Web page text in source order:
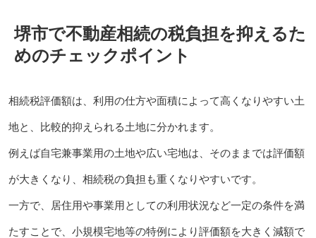
堺市で不動産相続の税負担を抑えるた
めのチェックポイント
相続税評価額は、利用の仕方や面積によって高くなりやすい土
地と、比較的抑えられる土地に分かれます。
例えば自宅兼事業用の土地や広い宅地は、そのままでは評価額
が大きくなり、相続税の負担も重くなりやすいです。
一方で、居住用や事業用としての利用状況など一定の条件を満
たすことで、小規模宅地等の特例により評価額を大きく減額で